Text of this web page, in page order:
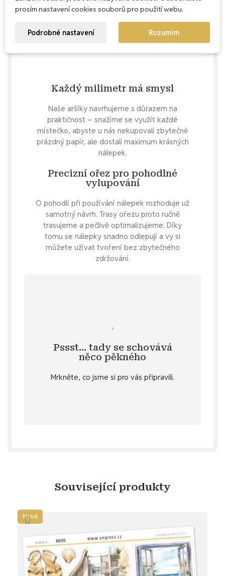
Každý milimetr má smysl
Naše aršíky navrhujeme s důrazem na
praktičnost – snažíme se využít každé
místečko, abyste u nás nekupovali zbytečně
prázdný papír, ale dostali maximum krásných
nálepek.
Precizní ořez pro pohodlné
vylupování
O pohodlí při používání nálepek rozhoduje už
samotný návrh. Trasy ořezu proto ručně
trasujeme a pečlivě optimalizujeme. Díky
tomu se nálepky snadno odlepují a vy si
můžete užívat tvoření bez zbytečného
zdržování.
Pssst… tady se schovává
něco pěkného
Mrkněte, co jsme si pro vás připravili.
Specifikace. 💌 Jestli jsi na sladké
hřešení, můžeš se mrknout na
samolepky s čokoládou.
Související produkty
Nové
prosím nastavení cookies souborů pro použití webu.
Podrobné nastavení Rozumím